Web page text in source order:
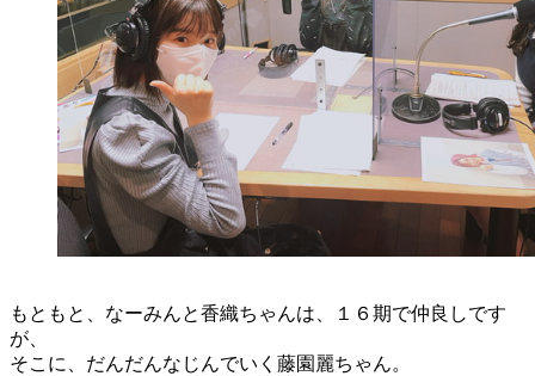
もともと、なーみんと香織ちゃんは、１６期で仲良しです
が、
そこに、だんだんなじんでいく藤園麗ちゃん。